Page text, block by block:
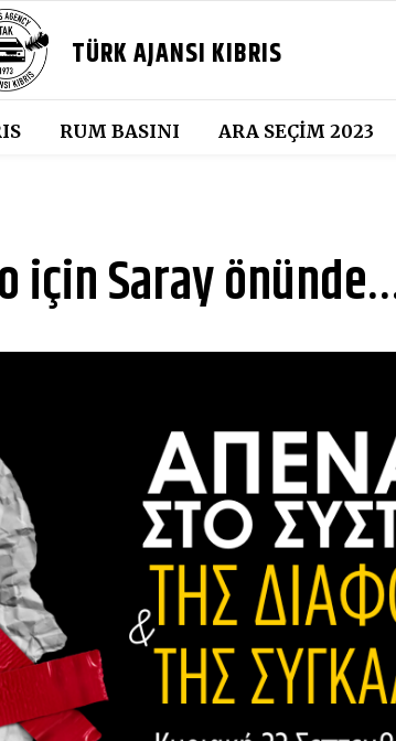
TÜRK AJANSI KIBRIS
RUM BASINI ARA SEÇIM 2023
için Saray